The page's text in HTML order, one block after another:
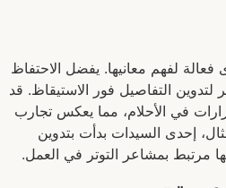
لفهم معانيها. يفضل الاحتفاظ
التفاصيل فور الاستيقاظ. قد
في الأحلام، مما يعكس تجارب
إحدى السيدات بدأت بتدوين
مرتبط بمشاعر التوتر في العمل.